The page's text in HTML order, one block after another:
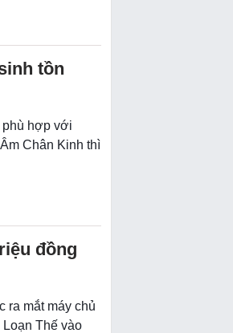
tồn
phù hợp với
Chân Kinh thì
đồng
ra mắt máy chủ
Thế vào